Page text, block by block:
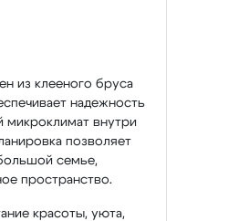
из клееного бруса
надежность
микроклимат внутри
позволяет
семье,
пространство.
красоты, уюта,